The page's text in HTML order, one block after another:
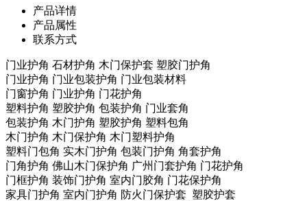
产品详情
产品属性
联系方式
门业护角 石材护角 木门保护套 塑胶门护角
门业护角 门业包装护角 门业包装材料
门窗护角 门业护角 门花护角
塑料护角 塑胶护角 包装护角 门业套角
包装护角 木门护角 塑胶护角 塑料包角
木门护角 木门保护角 木门塑料护角
塑料门包角 实木门护角 包装门护角 角套护角
门角护角 佛山木门保护角 广州门套护角 门花护角
门框护角 装饰门护角 室内门胶角 门花保护角
家具门护角 室内门护角 防火门保护套 塑胶护套